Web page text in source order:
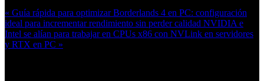
« Guía rápida para optimizar Borderlands 4 en PC: configuración
ideal para incrementar rendimiento sin perder calidad NVIDIA e
Intel se alían para trabajar en CPUs x86 con NVLink en servidores
y RTX en PC »